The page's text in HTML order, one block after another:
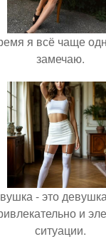
я всё чаще
замечаю.
- это
и
ситуации.